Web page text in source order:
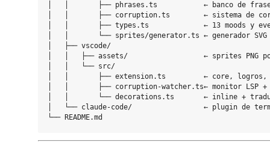
│   │       ├── phrases.ts           ← banco de
│   │       ├── corruption.ts        ← sistema de
│   │       ├── types.ts             ← 13 moods y
│   │       └── sprites/generator.ts ← generador SVG
│   ├── vscode/
│   │   ├── assets/                  ← sprites PNG por
│   │   └── src/
│   │       ├── extension.ts         ← core, logros,
│   │       ├── corruption-watcher.ts← monitor LSP
│   │       └── decorations.ts       ← inline +
│   └── claude-code/                 ← plugin de